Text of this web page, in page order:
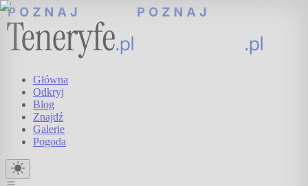
Główna
Odkryj
Blog
Znajdź
Galerie
Pogoda